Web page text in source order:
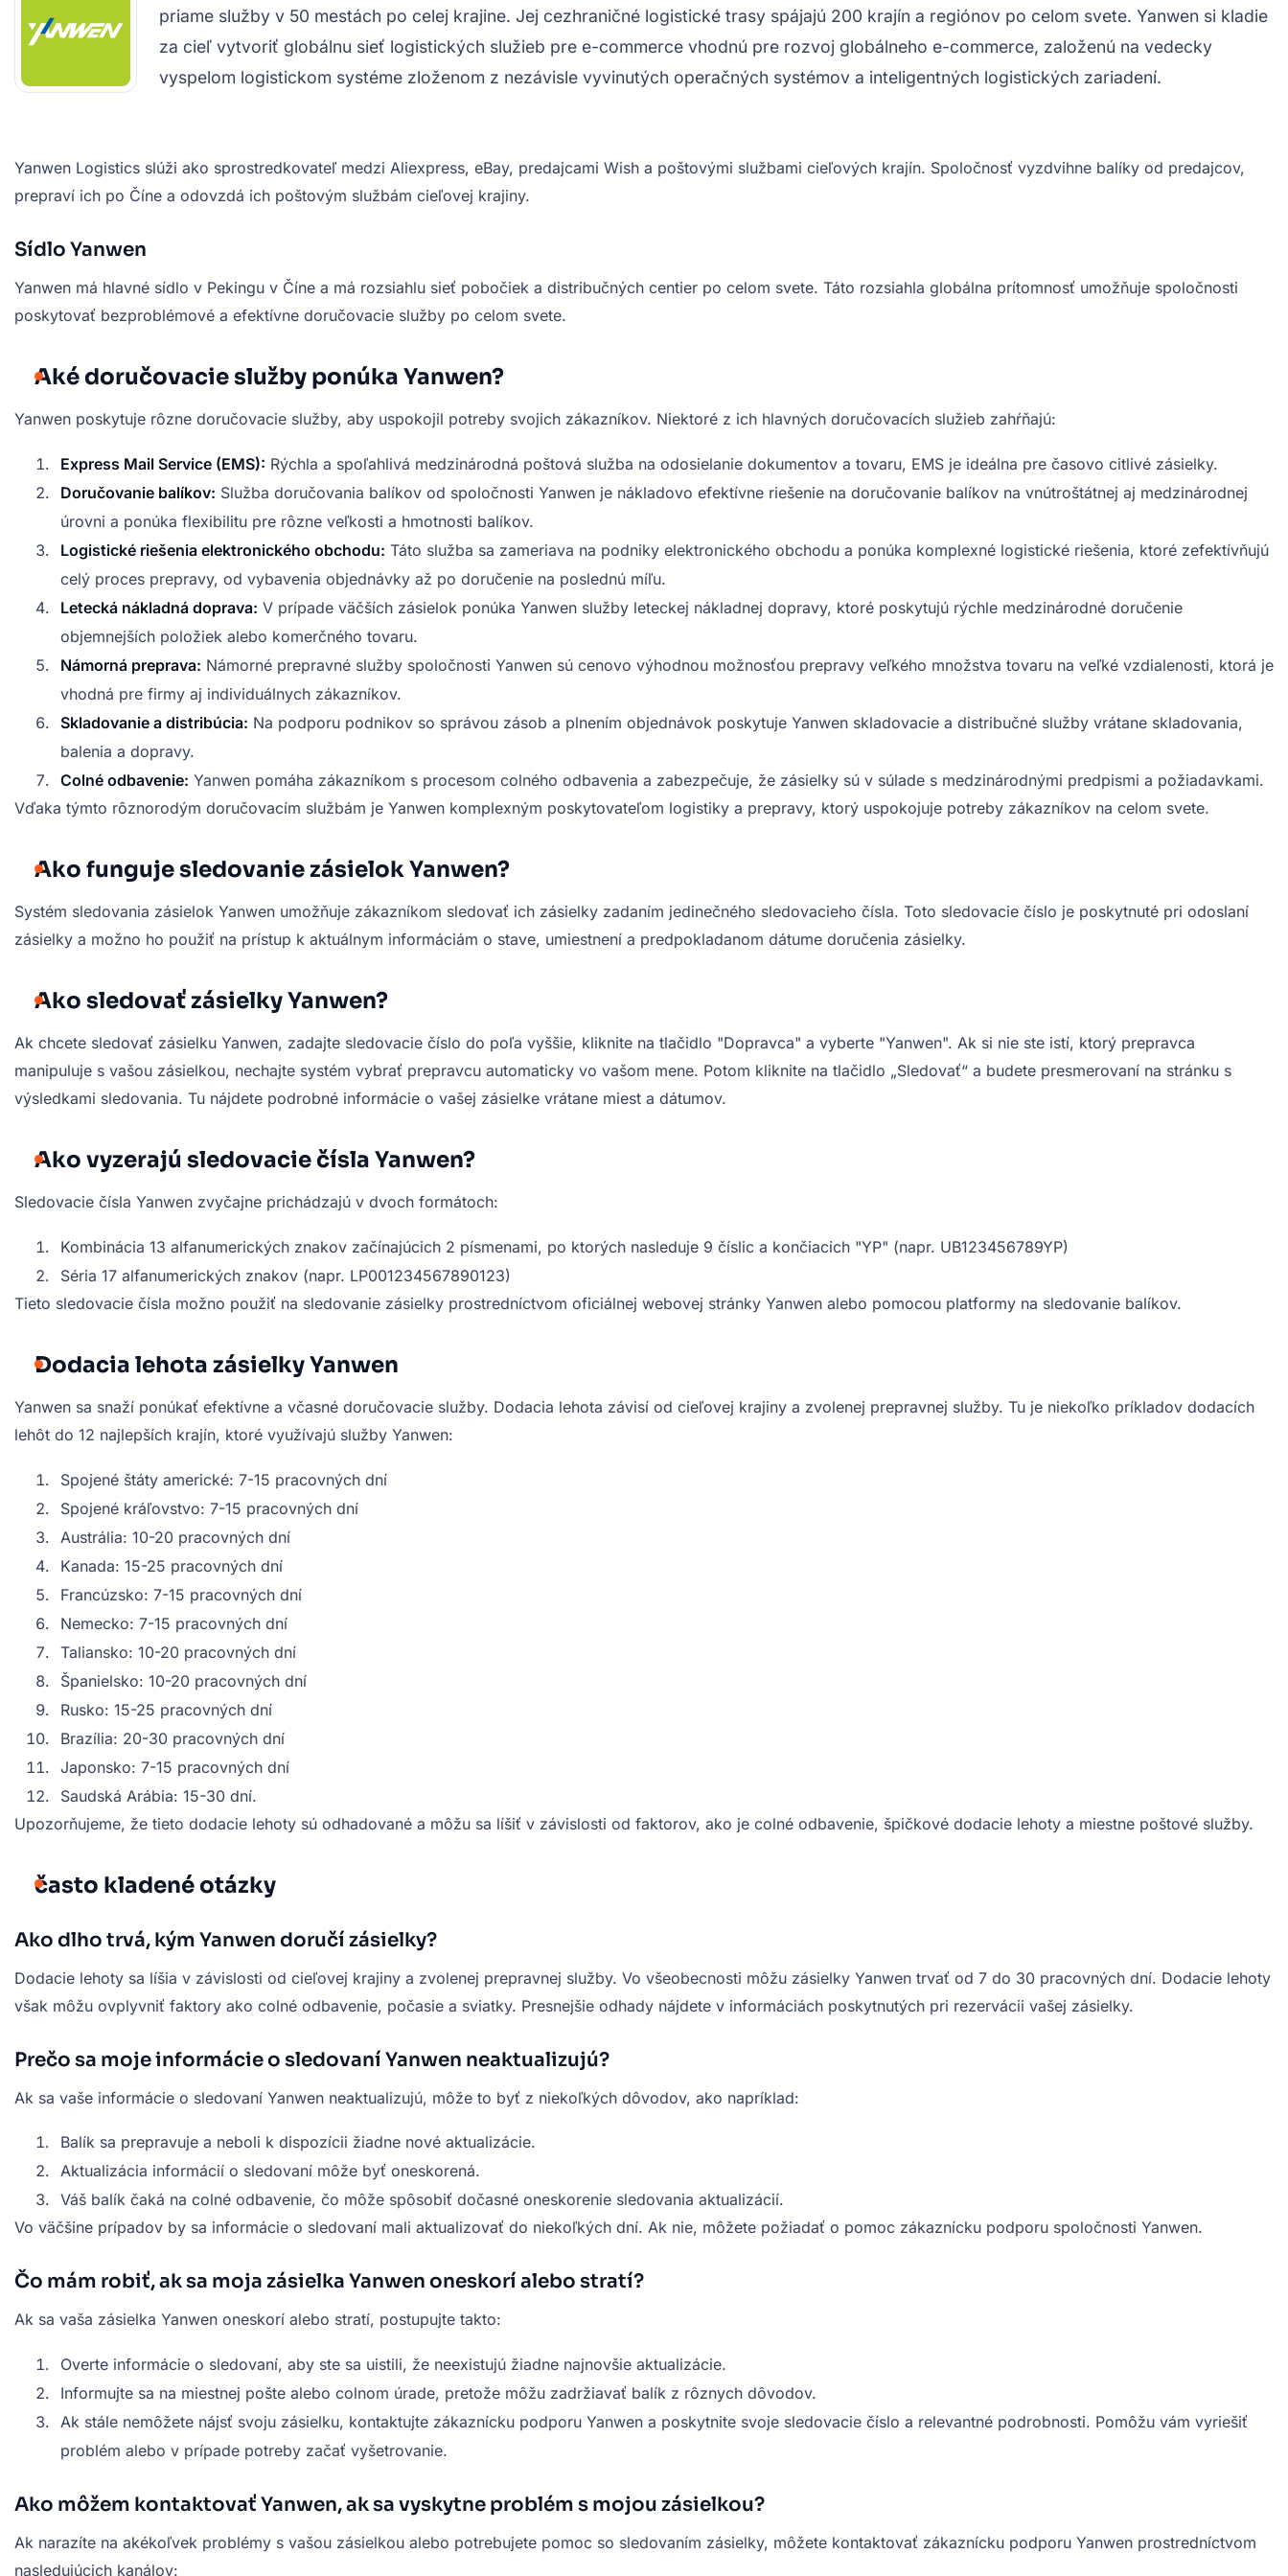
priame služby v 50 mestách po celej krajine. Jej cezhraničné logistické trasy spájajú 200 krajín a regiónov po celom svete. Yanwen si kladie
za cieľ vytvoriť globálnu sieť logistických služieb pre e-commerce vhodnú pre rozvoj globálneho e-commerce, založenú na vedecky
vyspelom logistickom systéme zloženom z nezávisle vyvinutých operačných systémov a inteligentných logistických zariadení.
Yanwen Logistics slúži ako sprostredkovateľ medzi Aliexpress, eBay, predajcami Wish a poštovými službami cieľových krajín. Spoločnosť vyzdvihne balíky od predajcov,
prepraví ich po Číne a odovzdá ich poštovým službám cieľovej krajiny.
Sídlo Yanwen
Yanwen má hlavné sídlo v Pekingu v Číne a má rozsiahlu sieť pobočiek a distribučných centier po celom svete. Táto rozsiahla globálna prítomnosť umožňuje spoločnosti
poskytovať bezproblémové a efektívne doručovacie služby po celom svete.
Aké doručovacie služby ponúka Yanwen?
Yanwen poskytuje rôzne doručovacie služby, aby uspokojil potreby svojich zákazníkov. Niektoré z ich hlavných doručovacích služieb zahŕňajú:
Express Mail Service (EMS): Rýchla a spoľahlivá medzinárodná poštová služba na odosielanie dokumentov a tovaru, EMS je ideálna pre časovo citlivé zásielky.
Doručovanie balíkov: Služba doručovania balíkov od spoločnosti Yanwen je nákladovo efektívne riešenie na doručovanie balíkov na vnútroštátnej aj medzinárodnej
úrovni a ponúka flexibilitu pre rôzne veľkosti a hmotnosti balíkov.
Logistické riešenia elektronického obchodu: Táto služba sa zameriava na podniky elektronického obchodu a ponúka komplexné logistické riešenia, ktoré zefektívňujú
celý proces prepravy, od vybavenia objednávky až po doručenie na poslednú míľu.
Letecká nákladná doprava: V prípade väčších zásielok ponúka Yanwen služby leteckej nákladnej dopravy, ktoré poskytujú rýchle medzinárodné doručenie
objemnejších položiek alebo komerčného tovaru.
Námorná preprava: Námorné prepravné služby spoločnosti Yanwen sú cenovo výhodnou možnosťou prepravy veľkého množstva tovaru na veľké vzdialenosti, ktorá je
vhodná pre firmy aj individuálnych zákazníkov.
Skladovanie a distribúcia: Na podporu podnikov so správou zásob a plnením objednávok poskytuje Yanwen skladovacie a distribučné služby vrátane skladovania,
balenia a dopravy.
Colné odbavenie: Yanwen pomáha zákazníkom s procesom colného odbavenia a zabezpečuje, že zásielky sú v súlade s medzinárodnými predpismi a požiadavkami.
Vďaka týmto rôznorodým doručovacím službám je Yanwen komplexným poskytovateľom logistiky a prepravy, ktorý uspokojuje potreby zákazníkov na celom svete.
Ako funguje sledovanie zásielok Yanwen?
Systém sledovania zásielok Yanwen umožňuje zákazníkom sledovať ich zásielky zadaním jedinečného sledovacieho čísla. Toto sledovacie číslo je poskytnuté pri odoslaní
zásielky a možno ho použiť na prístup k aktuálnym informáciám o stave, umiestnení a predpokladanom dátume doručenia zásielky.
Ako sledovať zásielky Yanwen?
Ak chcete sledovať zásielku Yanwen, zadajte sledovacie číslo do poľa vyššie, kliknite na tlačidlo "Dopravca" a vyberte "Yanwen". Ak si nie ste istí, ktorý prepravca
manipuluje s vašou zásielkou, nechajte systém vybrať prepravcu automaticky vo vašom mene. Potom kliknite na tlačidlo „Sledovať“ a budete presmerovaní na stránku s
výsledkami sledovania. Tu nájdete podrobné informácie o vašej zásielke vrátane miest a dátumov.
Ako vyzerajú sledovacie čísla Yanwen?
Sledovacie čísla Yanwen zvyčajne prichádzajú v dvoch formátoch:
Kombinácia 13 alfanumerických znakov začínajúcich 2 písmenami, po ktorých nasleduje 9 číslic a končiacich "YP" (napr. UB123456789YP)
Séria 17 alfanumerických znakov (napr. LP001234567890123)
Tieto sledovacie čísla možno použiť na sledovanie zásielky prostredníctvom oficiálnej webovej stránky Yanwen alebo pomocou platformy na sledovanie balíkov.
Dodacia lehota zásielky Yanwen
Yanwen sa snaží ponúkať efektívne a včasné doručovacie služby. Dodacia lehota závisí od cieľovej krajiny a zvolenej prepravnej služby. Tu je niekoľko príkladov dodacích
lehôt do 12 najlepších krajín, ktoré využívajú služby Yanwen:
Spojené štáty americké: 7-15 pracovných dní
Spojené kráľovstvo: 7-15 pracovných dní
Austrália: 10-20 pracovných dní
Kanada: 15-25 pracovných dní
Francúzsko: 7-15 pracovných dní
Nemecko: 7-15 pracovných dní
Taliansko: 10-20 pracovných dní
Španielsko: 10-20 pracovných dní
Rusko: 15-25 pracovných dní
Brazília: 20-30 pracovných dní
Japonsko: 7-15 pracovných dní
Saudská Arábia: 15-30 dní.
Upozorňujeme, že tieto dodacie lehoty sú odhadované a môžu sa líšiť v závislosti od faktorov, ako je colné odbavenie, špičkové dodacie lehoty a miestne poštové služby.
často kladené otázky
Ako dlho trvá, kým Yanwen doručí zásielky?
Dodacie lehoty sa líšia v závislosti od cieľovej krajiny a zvolenej prepravnej služby. Vo všeobecnosti môžu zásielky Yanwen trvať od 7 do 30 pracovných dní. Dodacie lehoty
však môžu ovplyvniť faktory ako colné odbavenie, počasie a sviatky. Presnejšie odhady nájdete v informáciách poskytnutých pri rezervácii vašej zásielky.
Prečo sa moje informácie o sledovaní Yanwen neaktualizujú?
Ak sa vaše informácie o sledovaní Yanwen neaktualizujú, môže to byť z niekoľkých dôvodov, ako napríklad:
Balík sa prepravuje a neboli k dispozícii žiadne nové aktualizácie.
Aktualizácia informácií o sledovaní môže byť oneskorená.
Váš balík čaká na colné odbavenie, čo môže spôsobiť dočasné oneskorenie sledovania aktualizácií.
Vo väčšine prípadov by sa informácie o sledovaní mali aktualizovať do niekoľkých dní. Ak nie, môžete požiadať o pomoc zákaznícku podporu spoločnosti Yanwen.
Čo mám robiť, ak sa moja zásielka Yanwen oneskorí alebo stratí?
Ak sa vaša zásielka Yanwen oneskorí alebo stratí, postupujte takto:
Overte informácie o sledovaní, aby ste sa uistili, že neexistujú žiadne najnovšie aktualizácie.
Informujte sa na miestnej pošte alebo colnom úrade, pretože môžu zadržiavať balík z rôznych dôvodov.
Ak stále nemôžete nájsť svoju zásielku, kontaktujte zákaznícku podporu Yanwen a poskytnite svoje sledovacie číslo a relevantné podrobnosti. Pomôžu vám vyriešiť
problém alebo v prípade potreby začať vyšetrovanie.
Ako môžem kontaktovať Yanwen, ak sa vyskytne problém s mojou zásielkou?
Ak narazíte na akékoľvek problémy s vašou zásielkou alebo potrebujete pomoc so sledovaním zásielky, môžete kontaktovať zákaznícku podporu Yanwen prostredníctvom
nasledujúcich kanálov: